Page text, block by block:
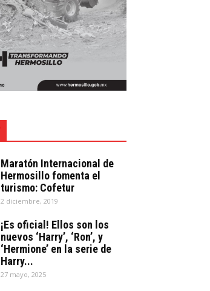
Maratón Internacional de
Hermosillo fomenta el
turismo: Cofetur
2 diciembre, 2019
¡Es oficial! Ellos son los
nuevos ‘Harry’, ‘Ron’, y
‘Hermione’ en la serie de
Harry...
27 mayo, 2025